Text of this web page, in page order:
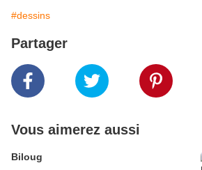
#dessins
Partager
Vous aimerez aussi
Biloug